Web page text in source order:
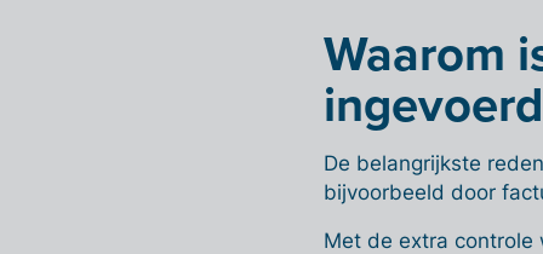
Waarom
De belangrijkste
bijvoorbeeld door
Met de extra controle